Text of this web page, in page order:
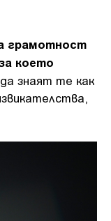
грамотност
което
да знаят те как